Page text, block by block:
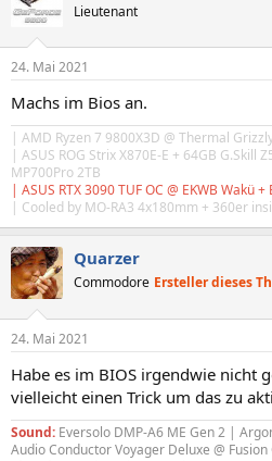
Lieutenant
24. Mai 2021
Machs im Bios an.
| AMD Ryzen 7 9800X3D @ Thermal
| ASUS ROG Strix X870E-E + 64GB G.Skill
MP700Pro 2TB
| ASUS RTX 3090 TUF OC @ EKWB Wakü
| Cooled by MO-RA3 4x180mm + 360er
Quarzer
Commodore Ersteller dieses
24. Mai 2021
Habe es im BIOS irgendwie nicht
vielleicht einen Trick um das zu
Sound: Eversolo DMP-A6 ME Gen 2 |
Audio Conductor Voyager Deluxe @